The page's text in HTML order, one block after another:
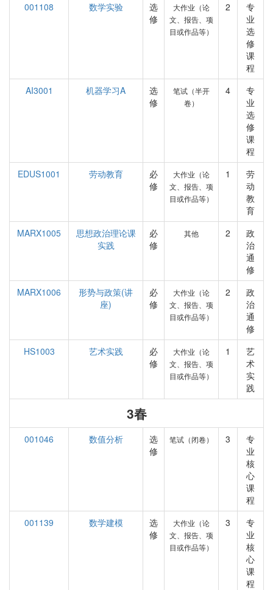
001108
数学实验
选
修
大作业（论
文、报告、项
目或作品等）
2
专
业
选
修
课
程
AI3001
机器学习A
选
修
笔试（半开
卷）
4
专
业
选
修
课
程
EDUS1001
劳动教育
必
修
大作业（论
文、报告、项
目或作品等）
1
劳
动
教
育
MARX1005
思想政治理论课
实践
必
修
其他 2
政
治
通
修
MARX1006
形势与政策(讲
座)
必
修
大作业（论
文、报告、项
目或作品等）
2
政
治
通
修
HS1003
艺术实践
必
修
大作业（论
文、报告、项
目或作品等）
1
艺
术
实
践
3春
001046 数值分析
选
修
笔试（闭卷） 3
专
业
核
心
课
程
001139
数学建模
选
修
大作业（论
文、报告、项
目或作品等）
3
专
业
核
心
课
程